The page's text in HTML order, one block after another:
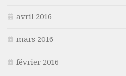
avril 2016
mars 2016
février 2016